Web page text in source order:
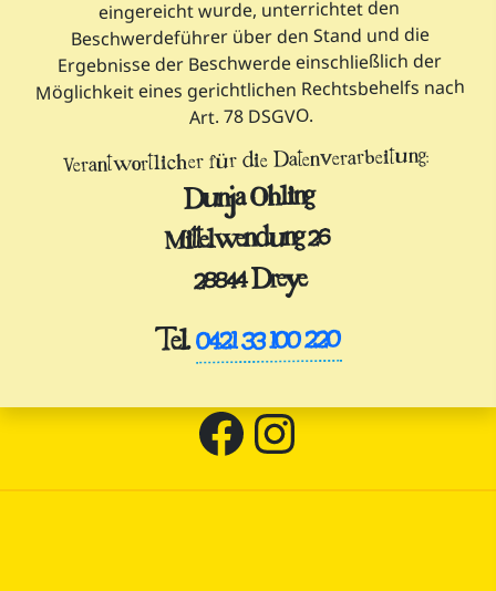
eingereicht wurde, unterrichtet den
Beschwerdeführer über den Stand und die
Ergebnisse der Beschwerde einschließlich der
Möglichkeit eines gerichtlichen Rechtsbehelfs nach
Art. 78 DSGVO.
Verantwortlicher für die Datenverarbeitung:
Dunja Ohling
Mittelwendung 26
28844 Dreye
Tel.0421 33 100 220
Facebook Seite von mucha lucha Burritos
Instagram Seite von mucha lucha Burritos